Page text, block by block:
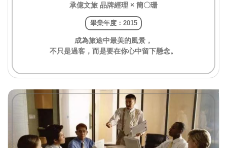
承億文旅 品牌經理 × 簡〇珊
畢業年度：2015
成為旅途中最美的風景，
不只是過客，而是要在你心中留下懸念。